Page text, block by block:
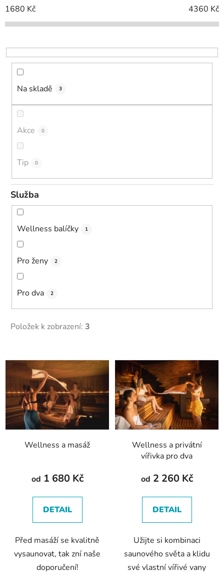
í
p
o
d
1680 Kč 4360 Kč
Na skladě 3
Akce 0
Tip 0
Služba
Wellness balíčky 1
Pro ženy 2
Pro dva 2
Položek k zobrazení: 3
V
ý
i
s
p
r
Wellness a masáž
od 1 680 Kč
DETAIL
Před masáží se kvalitně
vysaunovat, tak zní naše
doporučení!
Wellness a privátní
vířivka pro dva
od 2 260 Kč
DETAIL
Užijte si kombinaci
saunového světa a klidu
své vlastní vířivé vany